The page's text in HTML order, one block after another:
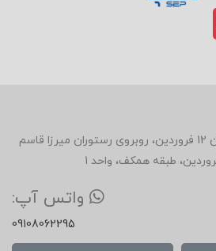
میدان انقلاب، ابتدای خیابان 12 فروردین، روبروی رستوران میرزا قاسم
طبقه همکف، واحد 1
واتس آپ:
09108062295